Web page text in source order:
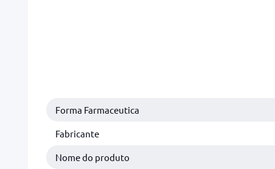
Forma Farmaceutica
Fabricante
Nome do produto